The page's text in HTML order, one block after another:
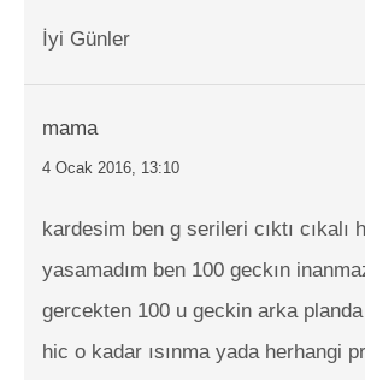
İyi Günler
mama
4 Ocak 2016, 13:10
kardesim ben g serileri cıktı cıkalı
yasamadım ben 100 geckın
gercekten 100 u geckin arka
hic o kadar ısınma yada herhangi